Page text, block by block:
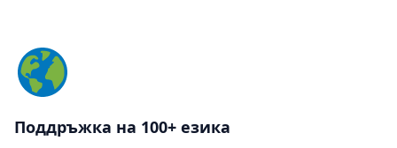
Поддръжка на 100+ езика